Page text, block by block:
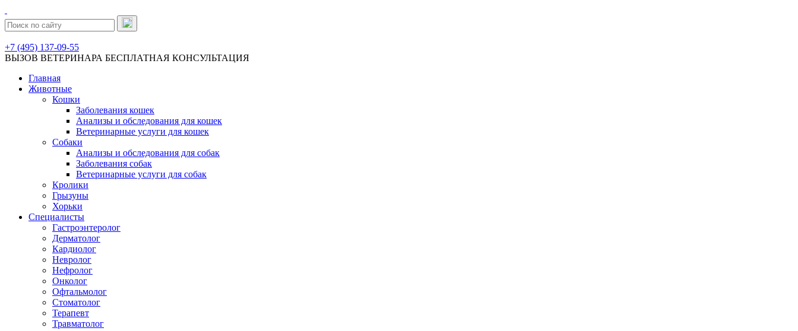
+7 (495) 137-09-55
ВЫЗОВ ВЕТЕРИНАРА БЕСПЛАТНАЯ КОНСУЛЬТАЦИЯ
Главная
Животные
Кошки
Заболевания кошек
Анализы и обследования для кошек
Ветеринарные услуги для кошек
Собаки
Анализы и обследования для собак
Заболевания собак
Ветеринарные услуги для собак
Кролики
Грызуны
Хорьки
Специалисты
Гастроэнтеролог
Дерматолог
Кардиолог
Невролог
Нефролог
Онколог
Офтальмолог
Стоматолог
Терапевт
Травматолог